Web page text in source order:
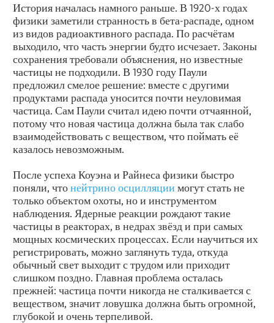
История началась намного раньше. В 1920-х годах
физики заметили странность в бета-распаде, одном
из видов радиоактивного распада. По расчётам
выходило, что часть энергии будто исчезает. Законы
сохранения требовали объяснения, но известные
частицы не подходили. В 1930 году Паули
предложил смелое решение: вместе с другими
продуктами распада уносится почти неуловимая
частица. Сам Паули считал идею почти отчаянной,
потому что новая частица должна была так слабо
взаимодействовать с веществом, что поймать её
казалось невозможным.
После успеха Коуэна и Райнеса физики быстро
поняли, чтонейтрино осцилляции могут стать не
только объектом охоты, но и инструментом
наблюдения. Ядерные реакции рождают такие
частицы в реакторах, в недрах звёзд и при самых
мощных космических процессах. Если научиться их
регистрировать, можно заглянуть туда, откуда
обычный свет выходит с трудом или приходит
слишком поздно. Главная проблема осталась
прежней: частица почти никогда не сталкивается с
веществом, значит ловушка должна быть огромной,
глубокой и очень терпеливой.